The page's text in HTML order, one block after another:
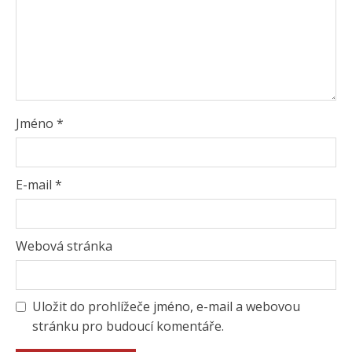
Jméno *
E-mail *
Webová stránka
Uložit do prohlížeče jméno, e-mail a webovou
stránku pro budoucí komentáře.